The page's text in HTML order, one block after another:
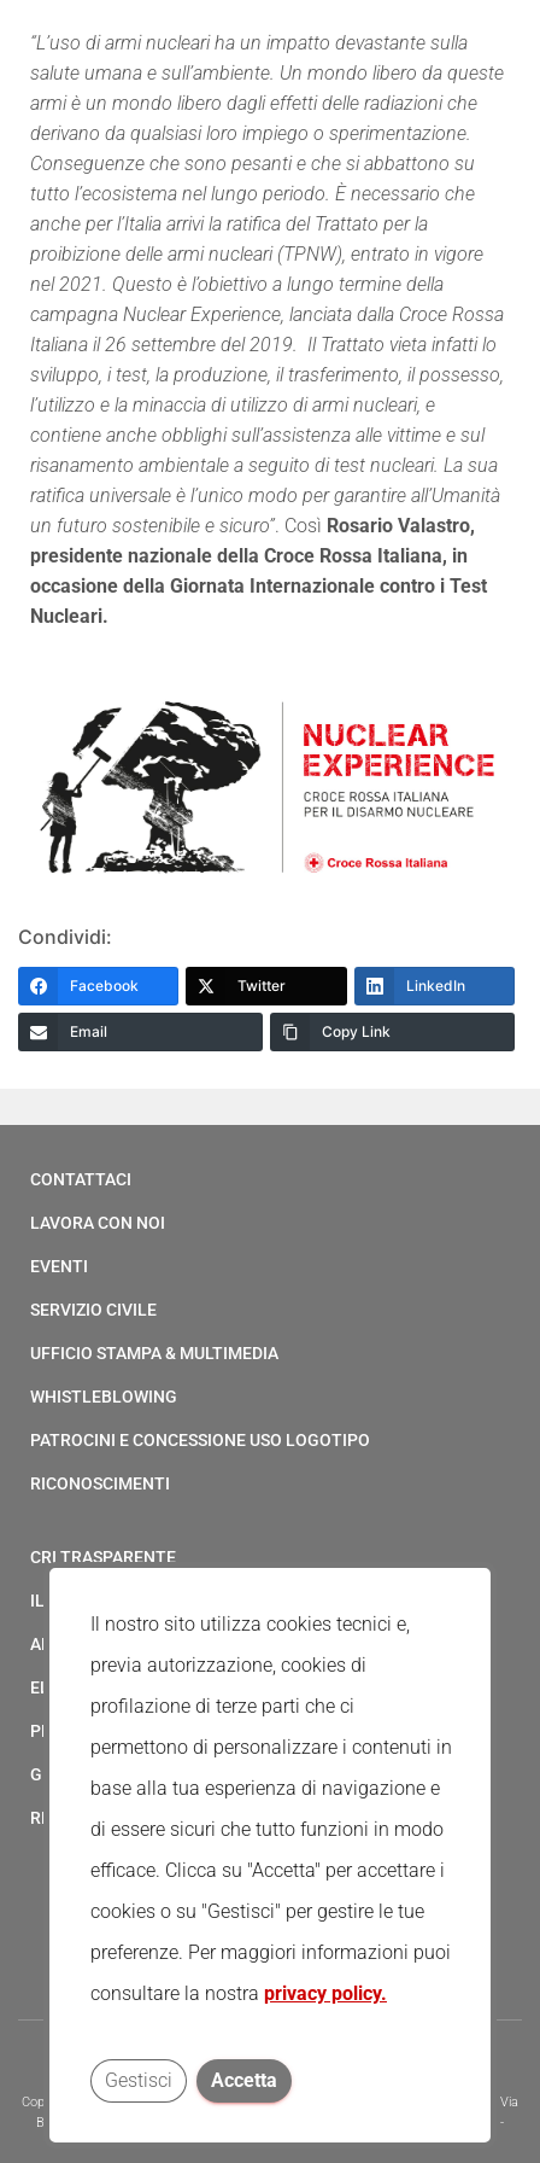
“L’uso di armi nucleari ha un impatto devastante sulla
salute umana e sull’ambiente. Un mondo libero da queste
armi è un mondo libero dagli effetti delle radiazioni che
derivano da qualsiasi loro impiego o sperimentazione.
Conseguenze che sono pesanti e che si abbattono su
tutto l’ecosistema nel lungo periodo. È necessario che
anche per l’Italia arrivi la ratifica del Trattato per la
proibizione delle armi nucleari (TPNW), entrato in vigore
nel 2021. Questo è l’obiettivo a lungo termine della
campagna Nuclear Experience, lanciata dalla Croce Rossa
Italiana il 26 settembre del 2019. Il Trattato vieta infatti lo
sviluppo, i test, la produzione, il trasferimento, il possesso,
l’utilizzo e la minaccia di utilizzo di armi nucleari, e
contiene anche obblighi sull’assistenza alle vittime e sul
risanamento ambientale a seguito di test nucleari. La sua
ratifica universale è l’unico modo per garantire all’Umanità
un futuro sostenibile e sicuro”. Così Rosario Valastro,
presidente nazionale della Croce Rossa Italiana, in
occasione della Giornata Internazionale contro i Test
Nucleari.
Condividi:
Facebook Twitter LinkedIn
Email Copy Link
CONTATTACI
LAVORA CON NOI
EVENTI
SERVIZIO CIVILE
UFFICIO STAMPA & MULTIMEDIA
WHISTLEBLOWING
PATROCINI E CONCESSIONE USO LOGOTIPO
RICONOSCIMENTI
CRI TRASPARENTE
IL MODELLO 231 DELLA CROCE ROSSA ITALIANA
ALBO FORNITORI
ELENCO AVVOCATI
PRIVACY
GESTIONALE GAIA
RED CLOUD
Copyright © 2020 - Tutti i diritti riservati - Associazione della Croce Rossa Italiana, Via
Bernardino Ramazzini 31 - 00151 - Roma, Tel.: 065510 - P.I. e C.F. 13669721006 -
Codice Univoco Fatturazione Elettronica - KRRH6B9
Il nostro sito utilizza cookies tecnici e,
previa autorizzazione, cookies di
profilazione di terze parti che ci
permettono di personalizzare i contenuti in
base alla tua esperienza di navigazione e
di essere sicuri che tutto funzioni in modo
efficace. Clicca su "Accetta" per accettare i
cookies o su "Gestisci" per gestire le tue
preferenze. Per maggiori informazioni puoi
consultare la nostra privacy policy.
Accetta
Gestisci